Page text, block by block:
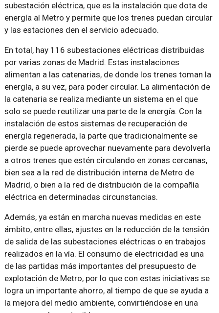
subestación eléctrica, que es la instalación que dota de
energía al Metro y permite que los trenes puedan circular
y las estaciones den el servicio adecuado.
En total, hay 116 subestaciones eléctricas distribuidas
por varias zonas de Madrid. Estas instalaciones
alimentan a las catenarias, de donde los trenes toman la
energía, a su vez, para poder circular. La alimentación de
la catenaria se realiza mediante un sistema en el que
solo se puede reutilizar una parte de la energía. Con la
instalación de estos sistemas de recuperación de
energía regenerada, la parte que tradicionalmente se
pierde se puede aprovechar nuevamente para devolverla
a otros trenes que estén circulando en zonas cercanas,
bien sea a la red de distribución interna de Metro de
Madrid, o bien a la red de distribución de la compañía
eléctrica en determinadas circunstancias.
Además, ya están en marcha nuevas medidas en este
ámbito, entre ellas, ajustes en la reducción de la tensión
de salida de las subestaciones eléctricas o en trabajos
realizados en la vía. El consumo de electricidad es una
de las partidas más importantes del presupuesto de
explotación de Metro, por lo que con estas iniciativas se
logra un importante ahorro, al tiempo de que se ayuda a
la mejora del medio ambiente, convirtiéndose en una